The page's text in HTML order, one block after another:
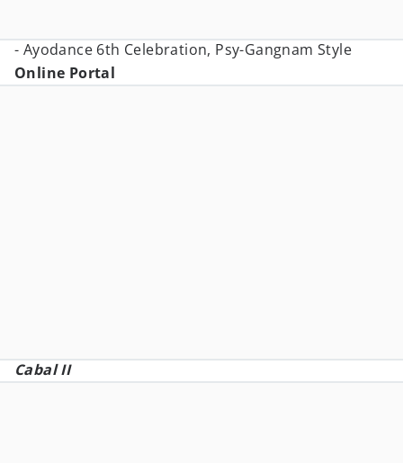
- Ayodance 6th Celebration, Psy-Gangnam Style
Online Portal
Cabal II